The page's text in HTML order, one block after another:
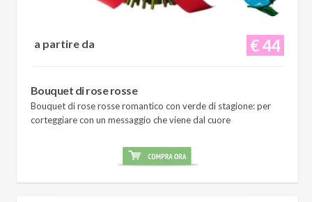
€ 44
a partire da
Bouquet di rose rosse
Bouquet di rose rosse romantico con verde di stagione: per
corteggiare con un messaggio che viene dal cuore